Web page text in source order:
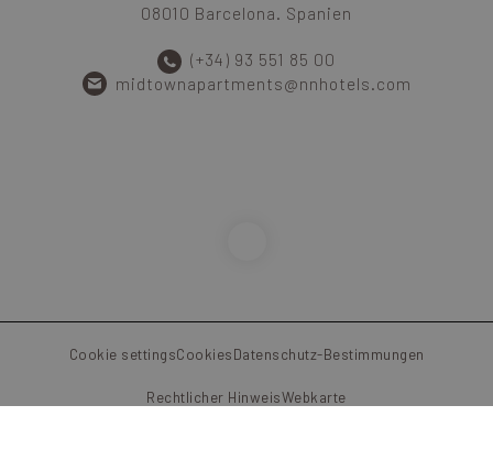
08010 Barcelona. Spanien
(+34) 93 551 85 00
midtownapartments@nnhotels.com
Cookie settingsCookiesDatenschutz-Bestimmungen
Rechtlicher HinweisWebkarte